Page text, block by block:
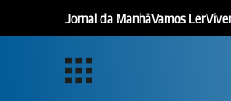
Jornal da ManhãVamos Ler